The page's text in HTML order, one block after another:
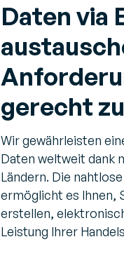
Daten via
gerecht
Wir gewährleisten
Daten weltweit dank
Ländern. Die
ermöglicht es Ihnen,
erstellen,
Leistung Ihrer